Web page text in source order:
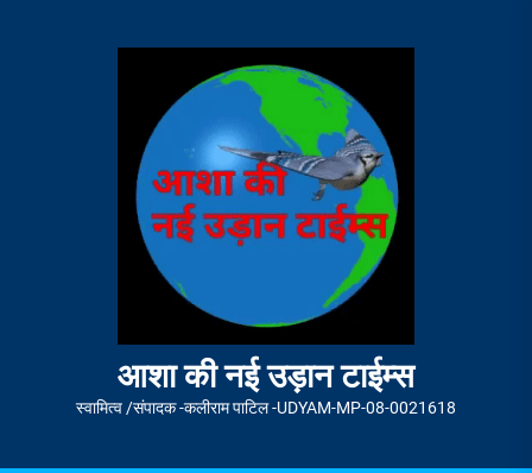
आशा की नई उड़ान टाईम्स
स्वामित्व /संपादक -कलीराम पाटिल -UDYAM-MP-08-0021618